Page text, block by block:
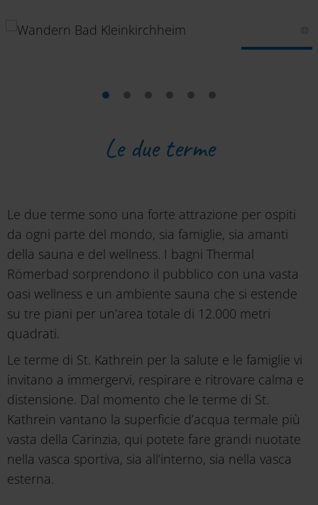
Le due terme
Le due terme sono una forte attrazione per ospiti
da ogni parte del mondo, sia famiglie, sia amanti
della sauna e del wellness. I bagni Thermal
Römerbad sorprendono il pubblico con una vasta
oasi wellness e un ambiente sauna che si estende
su tre piani per un’area totale di 12.000 metri
quadrati.
Le terme di St. Kathrein per la salute e le famiglie vi
invitano a immergervi, respirare e ritrovare calma e
distensione. Dal momento che le terme di St.
Kathrein vantano la superficie d’acqua termale più
vasta della Carinzia, qui potete fare grandi nuotate
nella vasca sportiva, sia all’interno, sia nella vasca
esterna.